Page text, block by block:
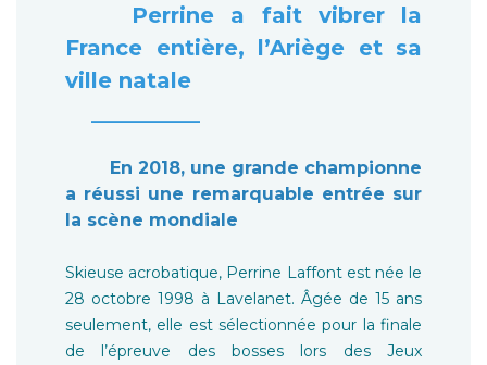
Perrine a fait vibrer la
France entière, l’Ariège et sa
ville natale
En 2018, une grande championne
a réussi une remarquable entrée sur
la scène mondiale
Skieuse acrobatique, Perrine Laffont est née le
28 octobre 1998 à Lavelanet. Âgée de 15 ans
seulement, elle est sélectionnée pour la finale
de l’épreuve des bosses lors des Jeux